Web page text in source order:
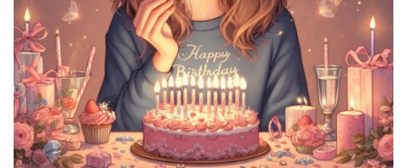
33 عکس از جشن نیمه شعبان و لحظات زیبا همراه با عکس نوشته
های جذاب